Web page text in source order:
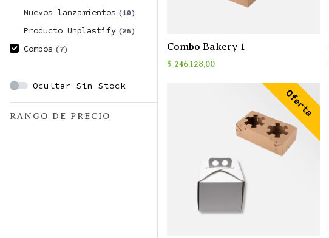
Nuevos lanzamientos (10)
Producto Unplastify (26)
Combos (7)
Ocultar Sin Stock
RANGO DE PRECIO
Combo Bakery 1
$ 246.128,00
Oferta